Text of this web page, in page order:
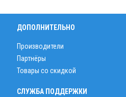
ДОПОЛНИТЕЛЬНО
Производители
Партнёры
Товары со скидкой
СЛУЖБА ПОДДЕРЖКИ